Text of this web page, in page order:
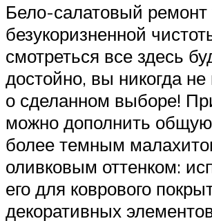
Бело-салатовый ремонт
безукоризненной
смотреться все здесь
достойно, вы никогда
о сделанном выборе!
можно дополнить
более темным
оливковым оттенком:
его для коврового
декоративных